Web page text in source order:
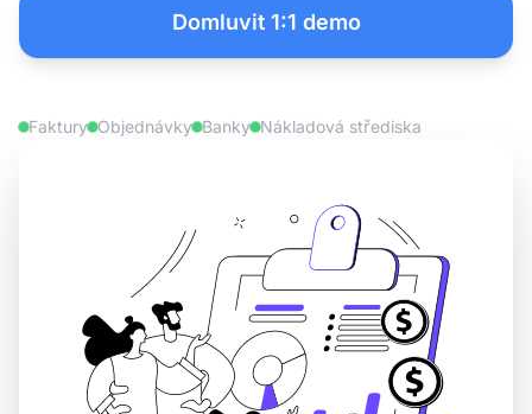
Domluvit 1:1 demo
Faktury Objednávky Banky Nákladová střediska